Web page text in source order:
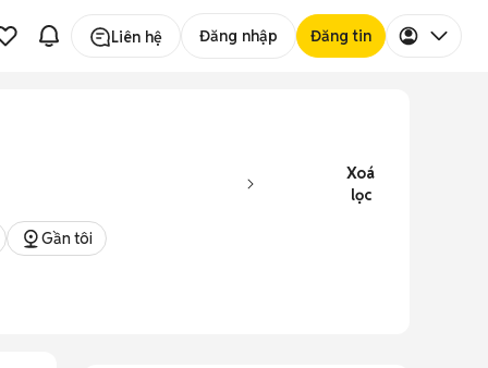
Liên hệ Đăng nhập Đăng tin
Xoá
lọc
Gần tôi